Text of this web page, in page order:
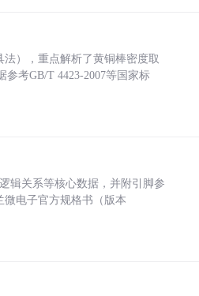
），重点解析了黄铜棒密度取
考GB/T 4423-2007等国家标
辑关系等核心数据，并附引脚参
电子官方规格书（版本